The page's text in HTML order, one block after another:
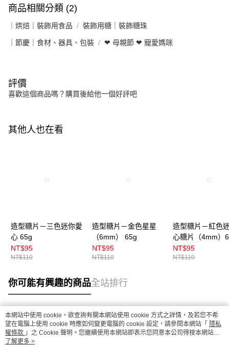
商品相關分類 (2)
｜烘焙｜裝飾用食品 裝飾用糖｜裝飾糖珠
｜節慶｜食材、器具、包裝 ❤ 母親節 ❤ 寵愛媽咪
評價
喜歡這個商品嗎？購買後給他一個好評吧
其他人也在看
造型糖片－三色迷你愛
心 65g
NT$95
NT$110
造型糖片－金色星星
（6mm） 65g
NT$95
NT$110
造型糖片－紅色
心糖片（4mm）
NT$95
NT$110
你可能有興趣的商品全站排行
熱門標籤
本網站中使用 cookie，欲查詢有關本網站使用 cookie 方式之詳情，及若您不希
望在電腦上使用 cookie 時應如何變更電腦的 cookie 設定，請參閱本網站「 隱私
權條款 」之 Cookie 聲明。您繼續使用本網站即表示您同意本公司得按本網站使
用條款之 Cookie 聲明使用 cookie。
了解更多 >